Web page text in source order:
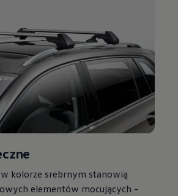
kolorze srebrnym stanowią
elementów mocujących –